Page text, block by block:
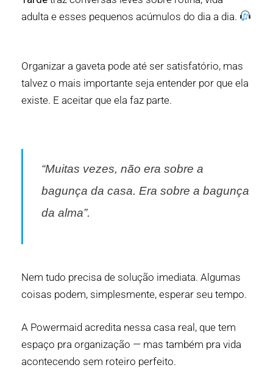
adulta e esses pequenos acúmulos do dia a dia.
Organizar a gaveta pode até ser satisfatório, mas
talvez o mais importante seja entender por que ela
existe. E aceitar que ela faz parte.
“Muitas vezes, não era sobre a
bagunça da casa. Era sobre a bagunça
da alma”.
Nem tudo precisa de solução imediata. Algumas
coisas podem, simplesmente, esperar seu tempo.
A Powermaid acredita nessa casa real, que tem
espaço pra organização — mas também pra vida
acontecendo sem roteiro perfeito.